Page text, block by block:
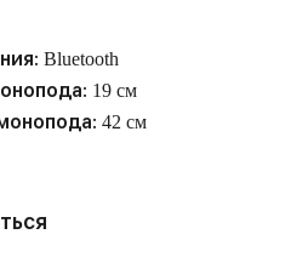
Bluetooth
19 см
42 см